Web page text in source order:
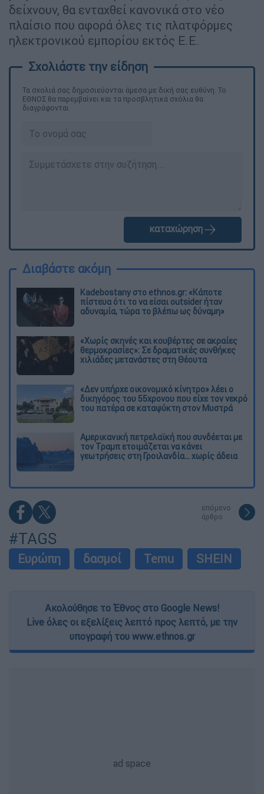
δείχνουν, θα ενταχθεί κανονικά στο νέο
πλαίσιο που αφορά όλες τις πλατφόρμες
ηλεκτρονικού εμπορίου εκτός Ε.Ε.
Τα σχολιά σας δημοσιεύονται άμεσα με δική σας ευθύνη. Το
ΕΘΝΟΣ θα παρεμβαίνει και τα προσβλητικά σχόλια θα
διαγράφονται
καταχώρηση
Διαβάστε ακόμη
Kadebostany στο ethnos.gr: «Κάποτε
πίστευα ότι το να είσαι outsider ήταν
αδυναμία, τώρα το βλέπω ως δύναμη»
«Χωρίς σκηνές και κουβέρτες σε ακραίες
θερμοκρασίες»: Σε δραματικές συνθήκες
χιλιάδες μετανάστες στη Θέουτα
«Δεν υπήρχε οικονομικό κίνητρο» λέει ο
δικηγόρος του 55χρονου που είχε τον νεκρό
του πατέρα σε καταψύκτη στον Μυστρά
Αμερικανική πετρελαϊκή που συνδέεται με
τον Τραμπ ετοιμάζεται να κάνει
γεωτρήσεις στη Γροιλανδία... χωρίς άδεια
επόμενο
άρθρο
#TAGS
Ευρώπη δασμοί Temu SHEIN
Ακολούθησε το Έθνος στο Google News!
Live όλες οι εξελίξεις λεπτό προς λεπτό, με την
υπογραφή του www.ethnos.gr